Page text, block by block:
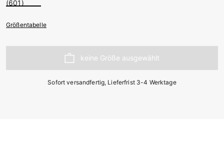
Größentabelle
Sofort versandfertig, Lieferfrist 3-4 Werktage